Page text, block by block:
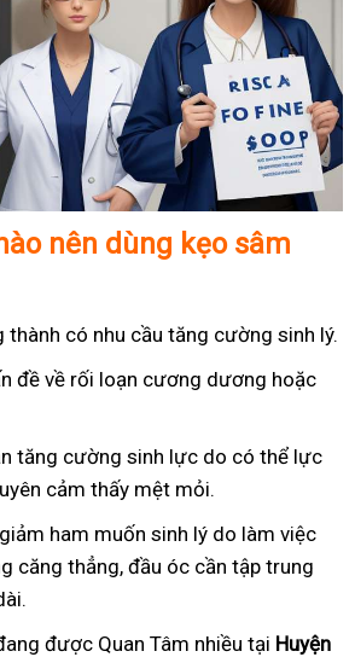
nên dùng kẹo sâm
có nhu cầu tăng cường sinh lý.
đề về rối loạn cương dương hoặc
tăng cường sinh lực do có thể lực
cảm thấy mệt mỏi.
ham muốn sinh lý do làm việc
căng thẳng, đầu óc cần tập trung
được Quan Tâm nhiều tại Huyện